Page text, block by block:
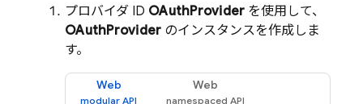
プロバイダ ID OAuthProvider を使用して、
OAuthProvider のインスタンスを作成しま
す。
Web Web